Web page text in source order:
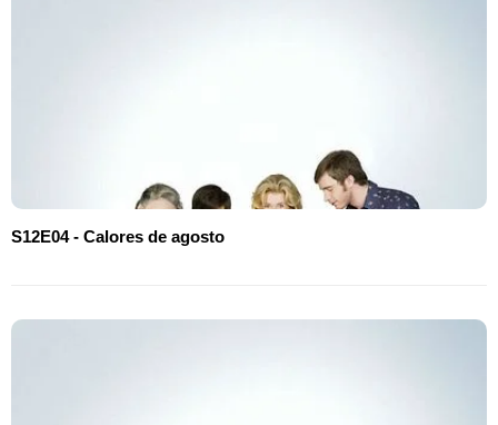
S12E04 - Calores de agosto